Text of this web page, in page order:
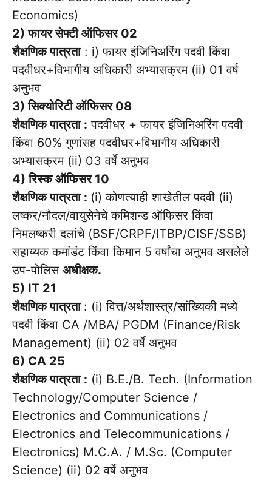
Economics)
2) फायर सेफ्टी ऑफिसर 02
शैक्षणिक पात्रता: i) फायर इंजिनिअरिंग पदवी किंवा
पदवीधर+विभागीय अधिकारी अभ्यासक्रम (ii) 01 वर्ष
अनुभव
3) सिक्योरिटी ऑफिसर 08
शैक्षणिक पात्रता : पदवीधर + फायर इंजिनिअरिंग पदवी
किंवा 60% गुणांसह पदवीधर+विभागीय अधिकारी
अभ्यासक्रम (ii) 03 वर्षे अनुभव
4) रिस्क ऑफिसर 10
शैक्षणिक पात्रता : (i) कोणत्याही शाखेतील पदवी (ii)
लष्कर/नौदल/वायुसेनेचे कमिशन्ड ऑफिसर किंवा
निमलष्करी दलांचे (BSF/CRPF/ITBP/CISF/SSB)
सहाय्यक कमांडंट किंवा किमान 5 वर्षांचा अनुभव असलेले
उप-पोलिस अधीक्षक.
5) IT 21
शैक्षणिक पात्रता : (i) वित्त/अर्थशास्त्र/सांख्यिकी मध्ये
पदवी किंवा CA /MBA/ PGDM (Finance/Risk
Management) (ii) 02 वर्षे अनुभव
6) CA 25
शैक्षणिक पात्रता : (i) B.E./B. Tech. (Information
Technology/Computer Science /
Electronics and Communications /
Electronics and Telecommunications /
Electronics) M.C.A. / M.Sc. (Computer
Science) (ii) 02 वर्षे अनुभव